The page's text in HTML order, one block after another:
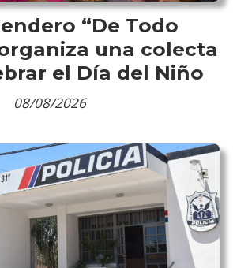
“De Todo
una colecta
el Día del Niño
08/08/2026